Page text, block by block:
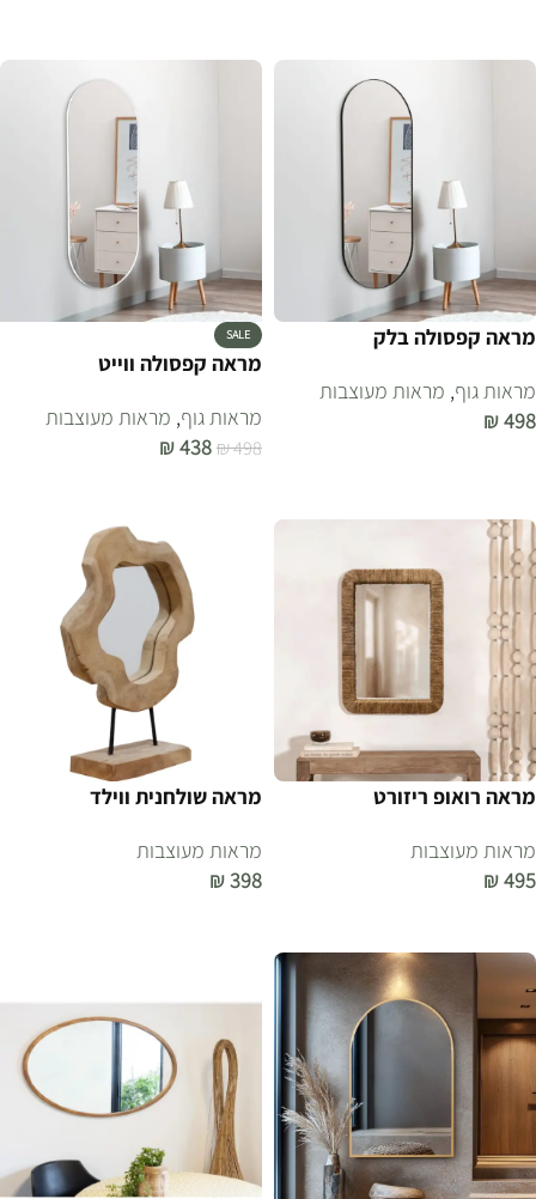
מראה קפסולה בלק
מראות גוף, מראות מעוצבות
₪498
SALE
מראה קפסולה ווייט
מראות גוף, מראות מעוצבות
₪498
₪438
מראה רואופ ריזורט
מראות מעוצבות
₪495
מראה שולחנית ווילד
מראות מעוצבות
₪398